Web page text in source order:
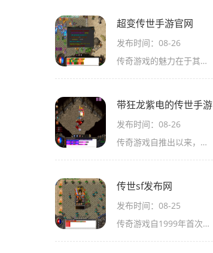
超变传世手游官网
发布时间：08-26
传奇游戏的魅力在于其自由度和互动性。玩家可以选择不同的职业，参与到丰富多彩的副本、活动和PK中。特别是在超变传世中，三大职业——战士、法师和道士，各具特色且相互制约，为游戏增添了更多的战术深度。每个职业都有其独特的技能和玩法，使得游戏充满了
带狂龙紫电的传世手游
发布时间：08-26
传奇游戏自推出以来，便以其开放的世界观、自由度极高的角色发展方式和激烈的PVP对战吸引了无数玩家。在带狂龙紫电的传世手游中，玩家将再次体验到这些经典元素。游戏中的每一位角色都具有独特的属性和技能，玩家可以根据自己的喜好选择职业，充分发挥自己
传世sf发布网
发布时间：08-25
传奇游戏自1999年首次上线以来，就凭借其独特的角色扮演玩法，迅速风靡全国。游戏采用了即时战斗的模式，玩家可以在广阔的游戏世界中自由探索，与其他玩家进行激烈的对战。丰富的职业选择和多样的装备系统，让每位玩家都能找到适合自己的玩法，享受游戏带